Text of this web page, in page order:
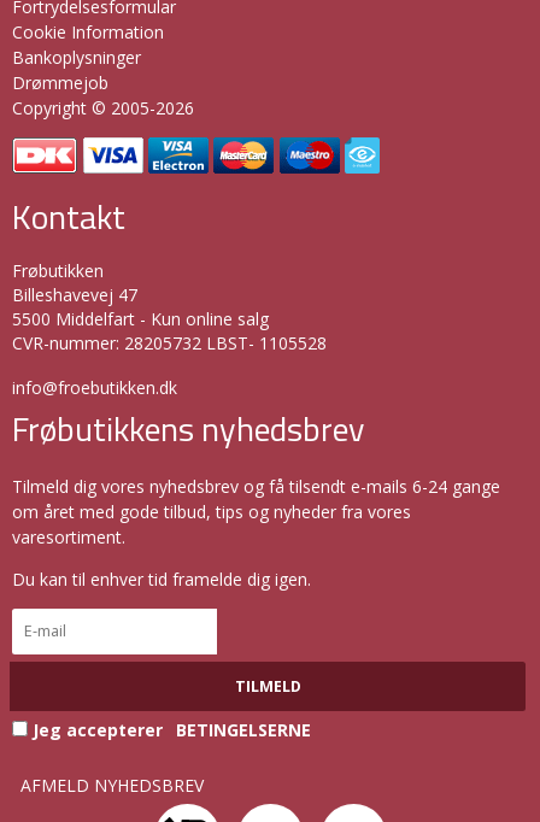
Fortrydelsesformular
Cookie Information
Bankoplysninger
Drømmejob
Copyright © 2005-2026
Kontakt
Frøbutikken
Billeshavevej 47
5500 Middelfart - Kun online salg
CVR-nummer: 28205732 LBST- 1105528
info@froebutikken.dk
Frøbutikkens nyhedsbrev
Tilmeld dig vores nyhedsbrev og få tilsendt e-mails 6-24 gange
om året med gode tilbud, tips og nyheder fra vores
varesortiment.
Du kan til enhver tid framelde dig igen.
TILMELD
Jeg accepterer BETINGELSERNE
AFMELD NYHEDSBREV